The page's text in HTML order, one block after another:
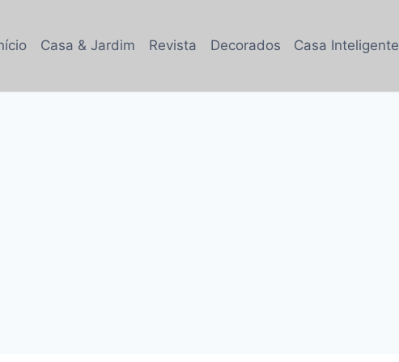
Casa & Jardim Revista Decorados Casa Inteligente